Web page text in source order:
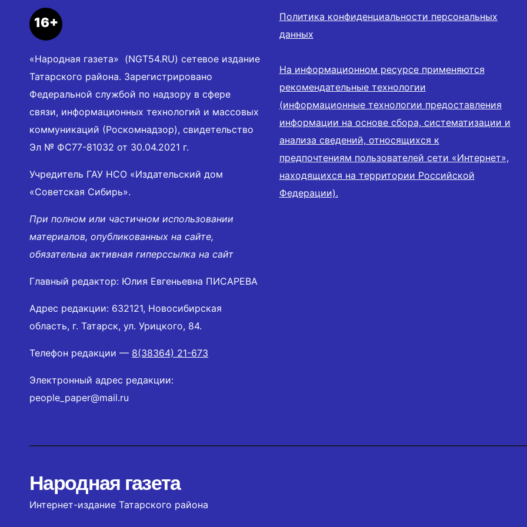
16+
«Народная газета» (NGT54.RU) сетевое издание
Татарского района. Зарегистрировано
Федеральной службой по надзору в сфере
связи, информационных технологий и массовых
коммуникаций (Роскомнадзор), свидетельство
Эл № ФС77-81032 от 30.04.2021 г.
Учредитель ГАУ НСО «Издательский дом
«Советская Сибирь».
При полном или частичном использовании
материалов, опубликованных на сайте,
обязательна активная гиперссылка на сайт
Главный редактор: Юлия Евгеньевна ПИСАРЕВА
Адрес редакции: 632121, Новосибирская
область, г. Татарск, ул. Урицкого, 84.
Телефон редакции — 8(38364) 21-673
Электронный адрес редакции:
people_paper@mail.ru
Политика конфиденциальности персональных
данных
На информационном ресурсе применяются
рекомендательные технологии
(информационные технологии предоставления
информации на основе сбора, систематизации и
анализа сведений, относящихся к
предпочтениям пользователей сети «Интернет»,
находящихся на территории Российской
Федерации).
Народная газета
Интернет-издание Татарского района